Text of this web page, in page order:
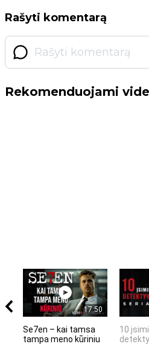
Rašyti komentarą
Rekomenduojami
17:50
Se7en – kai tamsa
tampa meno kūriniu
10